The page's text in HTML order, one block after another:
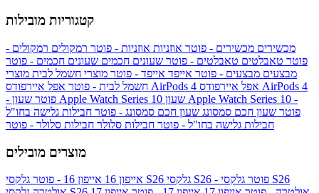
קטגוריות מובילות
מכשירים מכשירים - פוטר אוזניות אוזניות - פוטר רמקולים רמקולים -
פוטר טאבלטים טאבלטים - פוטר שעונים חכמים שעונים חכמים - פוטר
מבצעים מבצעים - פוטר אייפד אייפד - פוטר מוצרי חשמל לבית מוצרי
חשמל לבית - פוטר אפל איירפודס AirPods 4 אפל איירפודס AirPods 4
- פוטר שעון Apple Watch Series 10 שעון Apple Watch Series 10 -
פוטר שעון חכם סמסונג שעון חכם סמסונג - פוטר חבילות גלישה בחו"ל
חבילות גלישה בחו"ל - פוטר חבילות סלולר חבילות סלולר - פוטר
מוצרים מובילים
אייפון 16 אייפון 16 - פוטר גלקסי S26 גלקסי S26 - פוטר גלקסי S26